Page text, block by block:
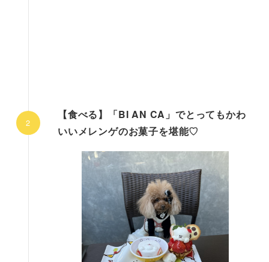
【食べる】「BI AN CA」でとってもかわ
いいメレンゲのお菓子を堪能♡